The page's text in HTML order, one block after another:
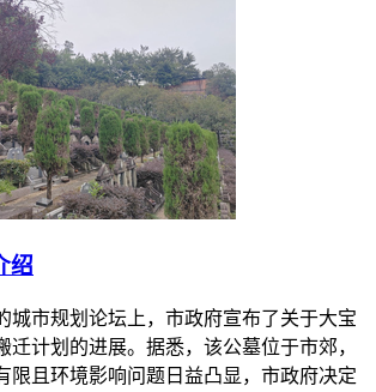
绍
城市规划论坛上，市政府宣布了关于大宝
迁计划的进展。据悉，该公墓位于市郊，
限且环境影响问题日益凸显，市政府决定